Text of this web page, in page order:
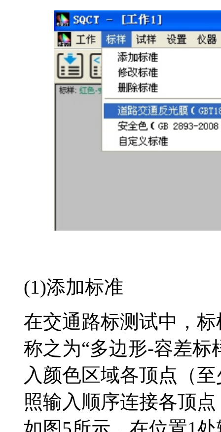
(1)添加标准
在交通路标测试中，
称之为“多边形-容差标
入颜色区域各顶点（
照输入顺序连接各顶